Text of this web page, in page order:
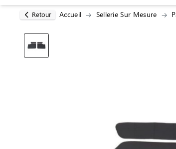
Retour Accueil Sellerie Sur Mesure